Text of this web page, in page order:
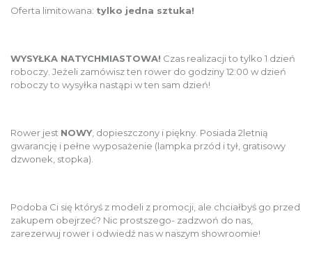
Oferta limitowana: tylko jedna sztuka!
WYSYŁKA NATYCHMIASTOWA! Czas realizacji to tylko 1 dzień
roboczy. Jeżeli zamówisz ten rower do godziny 12:00 w dzień
roboczy to wysyłka nastąpi w ten sam dzień!
Rower jest NOWY, dopieszczony i piękny. Posiada 2letnią
gwarancję i pełne wyposażenie (lampka przód i tył, gratisowy
dzwonek, stopka).
Podoba Ci się któryś z modeli z promocji, ale chciałbyś go przed
zakupem obejrzeć? Nic prostszego- zadzwoń do nas,
zarezerwuj rower i odwiedź nas w naszym showroomie!